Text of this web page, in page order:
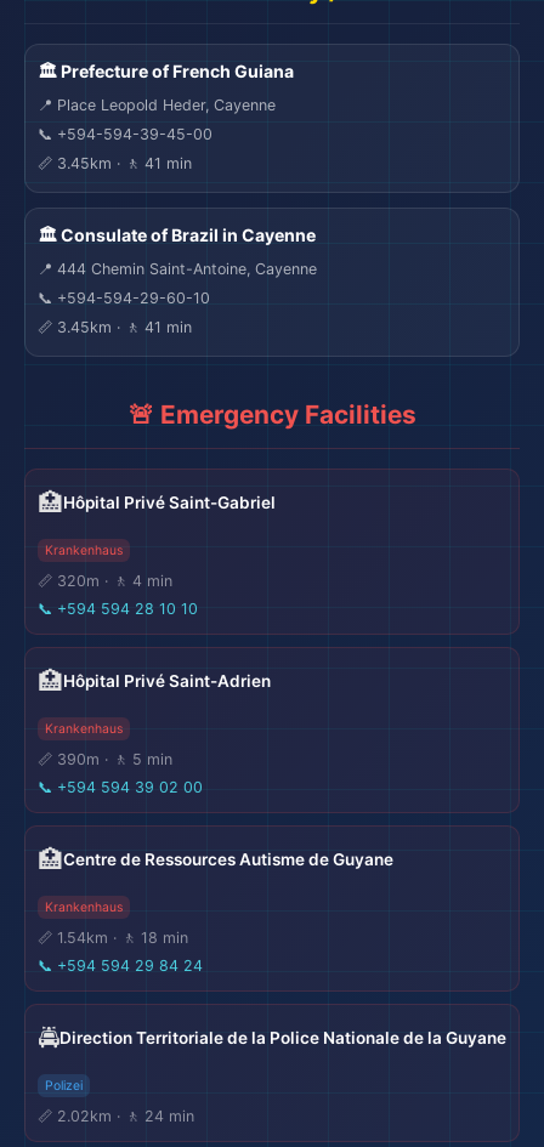
🏛️ Prefecture of French Guiana
📍 Place Leopold Heder, Cayenne
📞 +594-594-39-45-00
📏 3.45km · 🚶 41 min
🏛️ Consulate of Brazil in Cayenne
📍 444 Chemin Saint-Antoine, Cayenne
📞 +594-594-29-60-10
📏 3.45km · 🚶 41 min
🚨 Emergency Facilities
🏥Hôpital Privé Saint-Gabriel
Krankenhaus
📏 320m · 🚶 4 min
📞 +594 594 28 10 10
🏥Hôpital Privé Saint-Adrien
Krankenhaus
📏 390m · 🚶 5 min
📞 +594 594 39 02 00
🏥Centre de Ressources Autisme de Guyane
Krankenhaus
📏 1.54km · 🚶 18 min
📞 +594 594 29 84 24
🚔Direction Territoriale de la Police Nationale de la Guyane
Polizei
📏 2.02km · 🚶 24 min